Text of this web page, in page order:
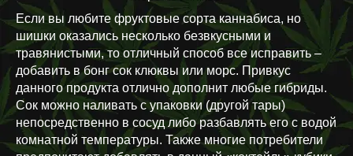
Если вы любите фруктовые сорта каннабиса, но
шишки оказались несколько безвкусными и
травянистыми, то отличный способ все исправить –
добавить в бонг сок клюквы или морс. Привкус
данного продукта отлично дополнит любые гибриды.
Сок можно наливать с упаковки (другой тары)
непосредственно в сосуд либо разбавлять его с водой
комнатной температуры. Также многие потребители